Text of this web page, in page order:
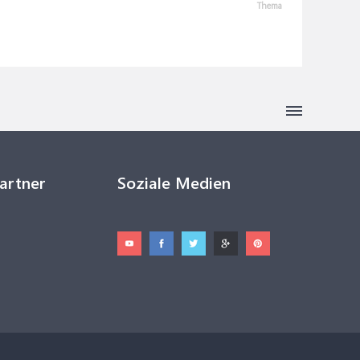
Thema
Soziale Medien